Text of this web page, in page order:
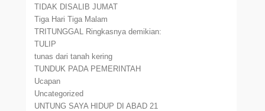
TIDAK DISALIB JUMAT
Tiga Hari Tiga Malam
TRITUNGGAL Ringkasnya demikian:
TULIP
tunas dari tanah kering
TUNDUK PADA PEMERINTAH
Ucapan
Uncategorized
UNTUNG SAYA HIDUP DI ABAD 21